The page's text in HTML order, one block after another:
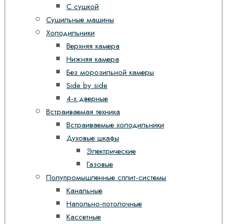
С сушкой
Сушильные машины
Холодильники
Верхняя камера
Нижняя камера
Без морозильной камеры
Side by side
4-х дверные
Встраиваемая техника
Встраиваемые холодильники
Духовые шкафы
Электрические
Газовые
Полупромышленные сплит-системы
Канальные
Напольно-потолочные
Кассетные